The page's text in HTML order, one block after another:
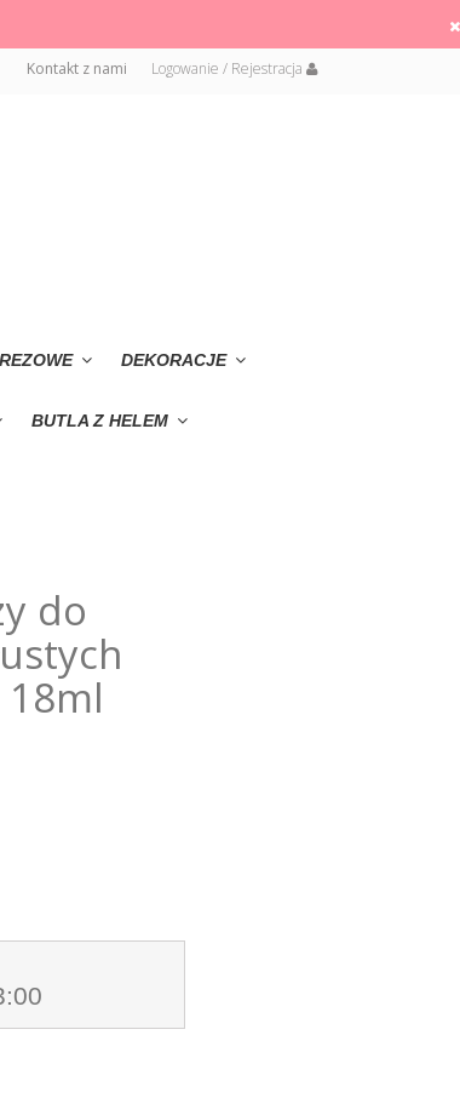
Logowanie / Rejestracja
Kontakt z nami
DEKORACJE
BUTLA Z HELEM
do
18ml